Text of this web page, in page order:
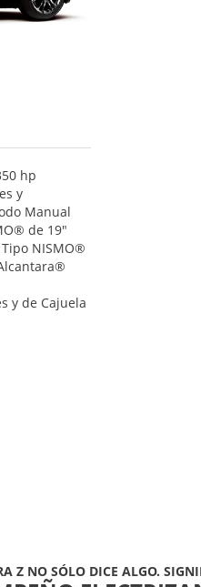
hp
y
Manual
de 19"
NISMO®
y de Cajuela
Z